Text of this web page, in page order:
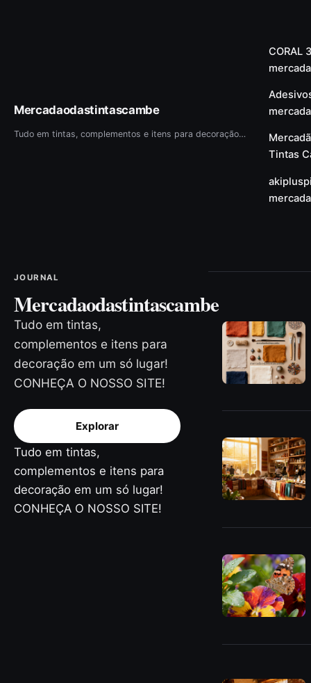
Mercadaodastintascambe
Tudo em tintas, complementos e itens para decoração em um só lugar! CONHEÇA O NOSSO SITE!
CORAL
Tintas
JOURNAL
Mercadaodastintascambe
Tudo em tintas,
complementos e itens para
decoração em um só lugar!
CONHEÇA O NOSSO SITE!
Explorar
Tudo em tintas,
complementos e itens para
decoração em um só lugar!
CONHEÇA O NOSSO SITE!